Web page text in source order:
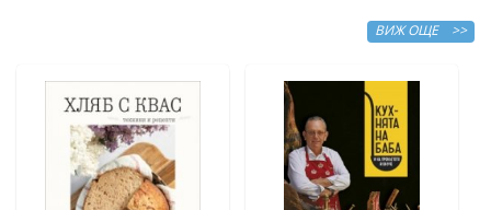
ВИЖ ОЩЕ >>